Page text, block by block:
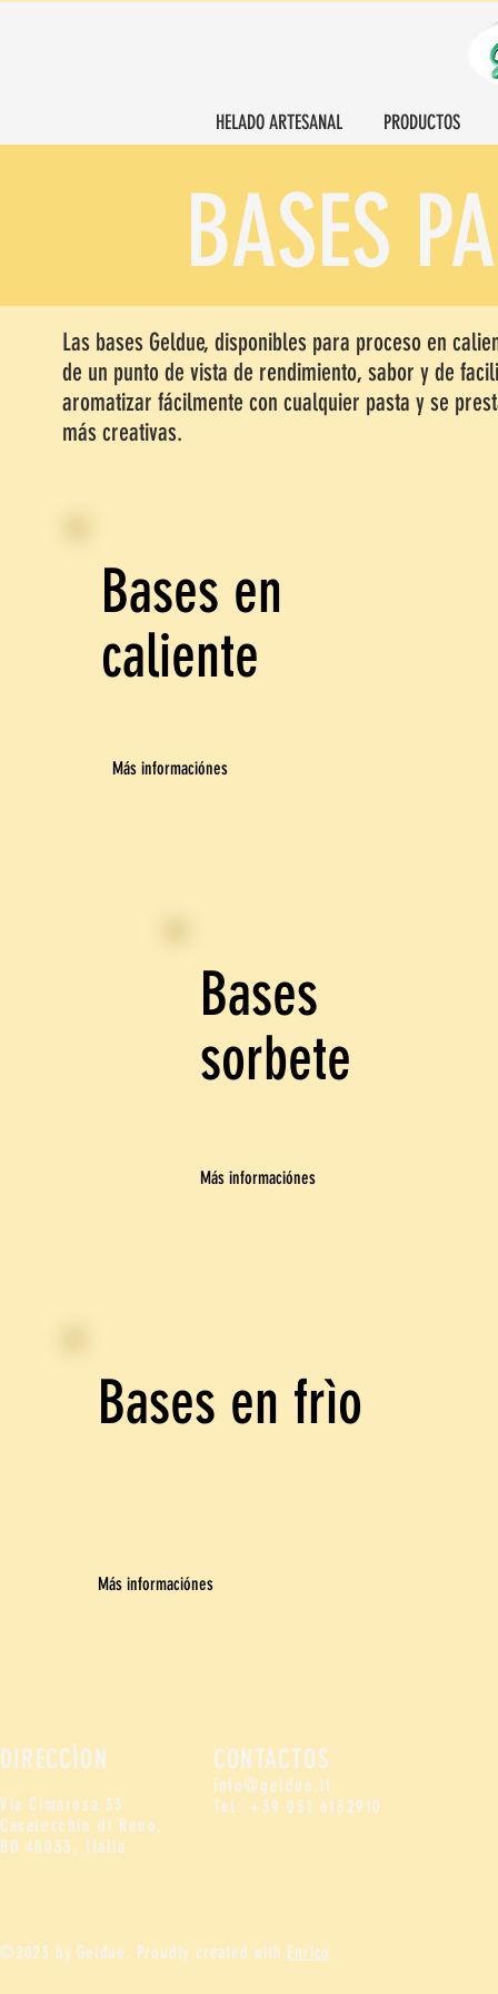
HELADO ARTESANAL PRODUCTOS
BASES
Las bases Geldue, disponibles para proceso en
de un punto de vista de rendimiento, sabor y de
aromatizar fácilmente con cualquier pasta y se
más creativas.
Bases en
caliente
Más informaciónes
Bases
sorbete
Más informaciónes
Bases en frìo
Más informaciónes
DIRECCÌON
Via Cimarosa 33
Casalecchio di Reno,
BO 40033, Italia
CONTACTOS
info@geldue.it
Tel: +39 051 6132910
©2023 by Geldue. Proudly created with Enrico